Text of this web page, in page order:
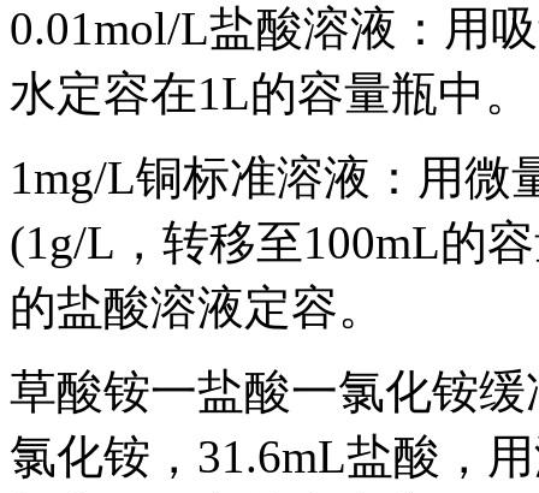
0.01mol/L盐酸溶液：用
水定容在1L的容量瓶中。
1mg/L铜标准溶液：用微
(1g/L，转移至100mL的
的盐酸溶液定容。
草酸铵一盐酸一氯化铵
氯化铵，31.6mL盐酸，